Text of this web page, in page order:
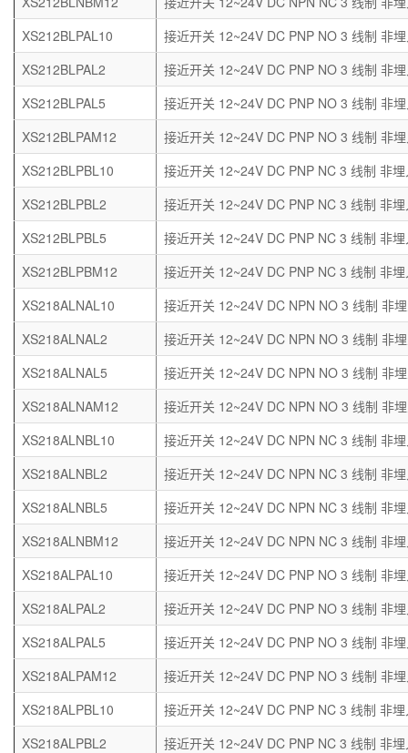
XS212BLPAL10
接近开关 12~24V DC PNP NO 3 线制 非
XS212BLPAL2
接近开关 12~24V DC PNP NO 3 线制 非
XS212BLPAL5
接近开关 12~24V DC PNP NO 3 线制 非
XS212BLPAM12
接近开关 12~24V DC PNP NO 3 线制 非
XS212BLPBL10
接近开关 12~24V DC PNP NC 3 线制 非
XS212BLPBL2
接近开关 12~24V DC PNP NC 3 线制 非
XS212BLPBL5
接近开关 12~24V DC PNP NC 3 线制 非
XS212BLPBM12
接近开关 12~24V DC PNP NC 3 线制 非
XS218ALNAL10
接近开关 12~24V DC NPN NO 3 线制 非
XS218ALNAL2
接近开关 12~24V DC NPN NO 3 线制 非
XS218ALNAL5
接近开关 12~24V DC NPN NO 3 线制 非
XS218ALNAM12
接近开关 12~24V DC NPN NO 3 线制 非
XS218ALNBL10
接近开关 12~24V DC NPN NC 3 线制 非
XS218ALNBL2
接近开关 12~24V DC NPN NC 3 线制 非
XS218ALNBL5
接近开关 12~24V DC NPN NC 3 线制 非
XS218ALNBM12
接近开关 12~24V DC NPN NC 3 线制 非
XS218ALPAL10
接近开关 12~24V DC PNP NO 3 线制 非
XS218ALPAL2
接近开关 12~24V DC PNP NO 3 线制 非
XS218ALPAL5
接近开关 12~24V DC PNP NO 3 线制 非
XS218ALPAM12
接近开关 12~24V DC PNP NO 3 线制 非
XS218ALPBL10
接近开关 12~24V DC PNP NC 3 线制 非
XS218ALPBL2
接近开关 12~24V DC PNP NC 3 线制 非